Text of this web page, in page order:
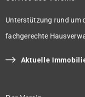
Unterstützung rund um
fachgerechte
Aktuelle